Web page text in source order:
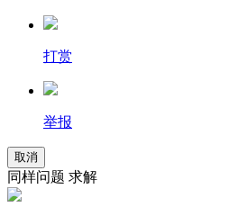
打赏
举报
取消
同样问题 求解